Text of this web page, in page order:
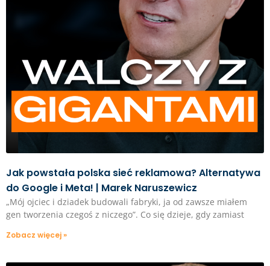
Jak powstała polska sieć reklamowa? Alternatywa
do Google i Meta! | Marek Naruszewicz
„Mój ojciec i dziadek budowali fabryki, ja od zawsze miałem
gen tworzenia czegoś z niczego”. Co się dzieje, gdy zamiast
Zobacz więcej »